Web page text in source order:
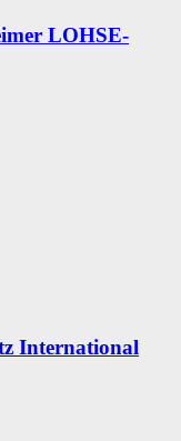
LOHSE-
International